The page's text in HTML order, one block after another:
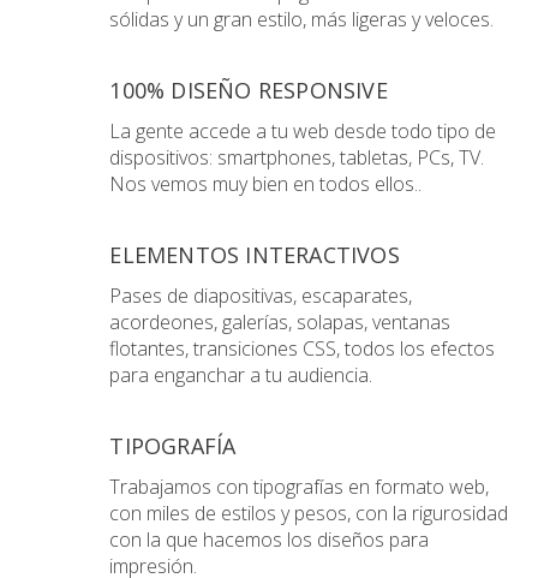
sólidas y un gran estilo, más ligeras y veloces.
100% DISEÑO RESPONSIVE
La gente accede a tu web desde todo tipo de
dispositivos: smartphones, tabletas, PCs, TV.
Nos vemos muy bien en todos ellos..
ELEMENTOS INTERACTIVOS
Pases de diapositivas, escaparates,
acordeones, galerías, solapas, ventanas
flotantes, transiciones CSS, todos los efectos
para enganchar a tu audiencia.
TIPOGRAFÍA
Trabajamos con tipografías en formato web,
con miles de estilos y pesos, con la rigurosidad
con la que hacemos los diseños para
impresión.